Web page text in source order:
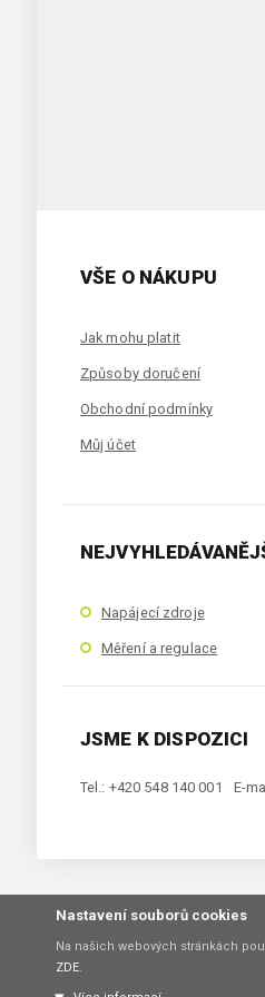
VŠE O NÁKUPU
Jak mohu platit
Způsoby doručení
Obchodní podmínky
Můj účet
Napájecí zdroje
Měření a regulace
JSME K DISPOZICI
Tel.: +420 548 140 001 E-
Copyright © 2021 ERGATE
Nastavení souborů cookies
Na našich webových stránkách
ZDE.